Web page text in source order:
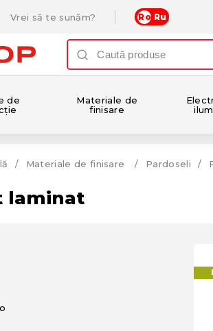
Vrei să te sunăm? Ro Ru
de
Materiale de
finisare
Materiale de finisare Pardoseli
laminat